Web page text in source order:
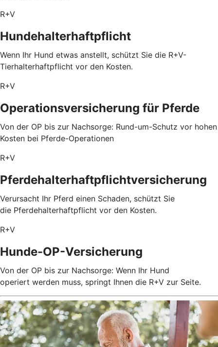
R+V
Hundehalterhaftpflicht
Wenn Ihr Hund etwas anstellt, schützt Sie die R+V-
Tierhalterhaftpflicht vor den Kosten.
R+V
Operationsversicherung für Pferde
Von der OP bis zur Nachsorge: Rund-um-Schutz vor hohen
Kosten bei Pferde-Operationen
R+V
Pferdehalterhaftpflichtversicherung
Verursacht Ihr Pferd einen Schaden, schützt Sie
die Pferdehalterhaftpflicht vor den Kosten.
R+V
Hunde-OP-Versicherung
Von der OP bis zur Nachsorge: Wenn Ihr Hund
operiert werden muss, springt Ihnen die R+V zur Seite.